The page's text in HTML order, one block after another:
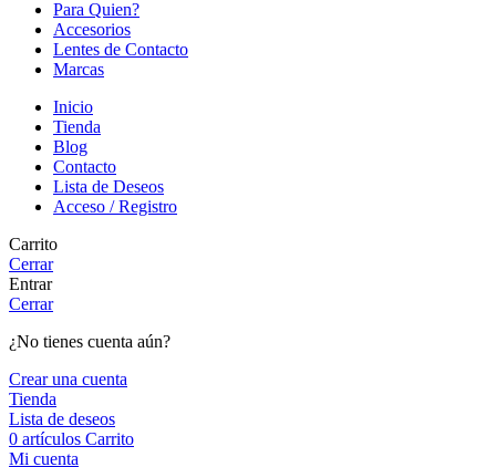
Para Quien?
Accesorios
Lentes de Contacto
Marcas
Inicio
Tienda
Blog
Contacto
Lista de Deseos
Acceso / Registro
Carrito
Cerrar
Entrar
Cerrar
¿No tienes cuenta aún?
Crear una cuenta
Tienda
Lista de deseos
0 artículos Carrito
Mi cuenta